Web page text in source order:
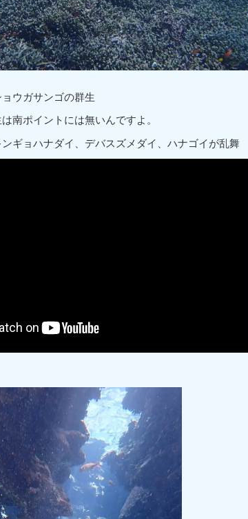
ウガサンゴの群生
南ポイントには無いんですよ。
ギョハナダイ、デバスズメダイ、ハナゴイが乱舞